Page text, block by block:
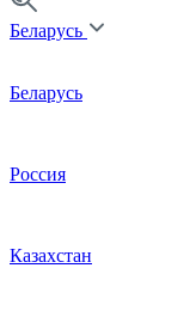
Беларусь
Беларусь
Россия
Казахстан